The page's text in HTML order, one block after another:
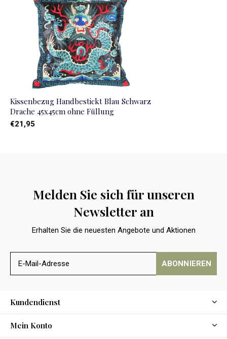
Kissenbezug Handbestickt Blau Schwarz
Drache 45x45cm ohne Füllung
€21,95
Melden Sie sich für unseren
Newsletter an
Erhalten Sie die neuesten Angebote und Aktionen
ABONNIEREN
Kundendienst
Mein Konto